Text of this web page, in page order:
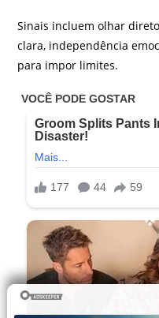
Sinais incluem olhar
clara, independência
para impor limites.